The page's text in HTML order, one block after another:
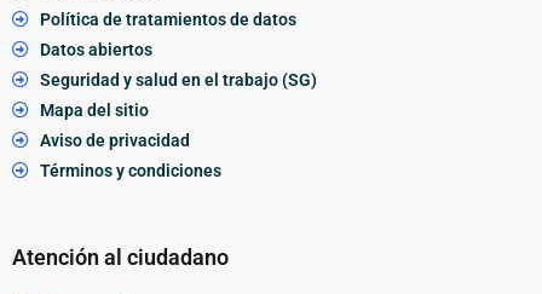
Política de tratamientos de datos
Datos abiertos
Seguridad y salud en el trabajo (SG)
Mapa del sitio
Aviso de privacidad
Términos y condiciones
Atención al ciudadano